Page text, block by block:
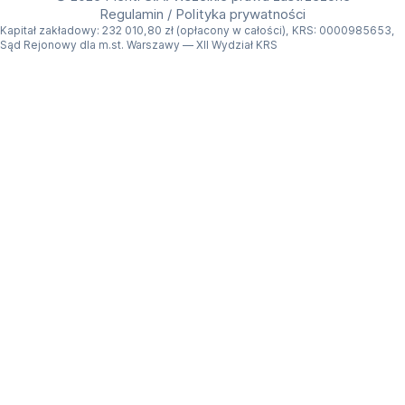
Wynajem Sony SA-SW3 w Plenti
Nie musisz od razu kupować sprzętu, aby sprawdzić
Regulamin / Polityka prywatności
Kapitał zakładowy: 232 010,80 zł (opłacony w całości), KRS: 0000985653,
Sąd Rejonowy dla m.st. Warszawy — XII Wydział KRS